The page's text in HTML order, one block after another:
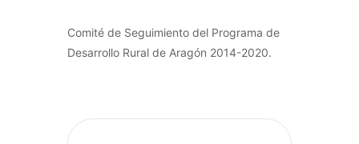
Comité de Seguimiento del Programa de
Desarrollo Rural de Aragón 2014-2020.